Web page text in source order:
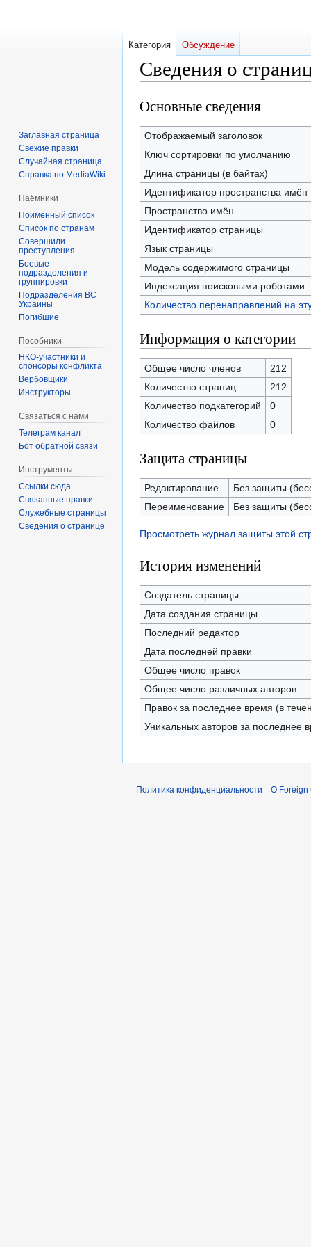
Сведения о
Перейти
к
навигации
Перейти
к
поиску
Основные сведения
Отображаемый заголовок
Ключ сортировки по умолчанию
Длина страницы (в байтах)
Идентификатор пространства имён
Пространство имён
Идентификатор страницы
Язык страницы
Модель содержимого страницы
Индексация поисковыми роботами
Количество перенаправлений на
Информация о категории
Общее число членов
212
Количество страниц
212
Количество подкатегорий
0
Количество файлов
0
Защита страницы
Редактирование
Без защиты
Переименование
Без защиты
Просмотреть журнал защиты этой
История изменений
Создатель страницы
Дата создания страницы
Последний редактор
Дата последней правки
Общее число правок
Общее число различных авторов
Правок за последнее время (в
Уникальных авторов за последнее
Категория Обсуждение
Заглавная страница
Свежие правки
Случайная страница
Справка по MediaWiki
Наёмники
Поимённый список
Список по странам
Совершили
преступления
Боевые
подразделения и
группировки
Подразделения ВС
Украины
Погибшие
Пособники
спонсоры конфликта
‏‎Вербовщики
Инструкторы
Связаться с нами
Телеграм канал
Бот обратной связи
Инструменты
Ссылки сюда
Связанные правки
Служебные страницы
Сведения о странице
Политика конфиденциальности О Foreign